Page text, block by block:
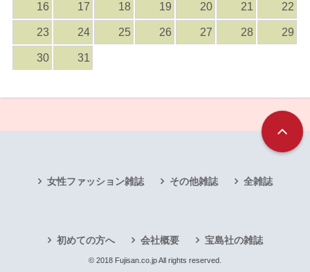
16 17 18 19 20 21 22
23 24 25 26 27 28 29
30 31
女性ファッション雑誌 その他雑誌 全雑誌
初めての方へ 会社概要 宝島社の雑誌
© 2018 Fujisan.co.jp All rights reserved.